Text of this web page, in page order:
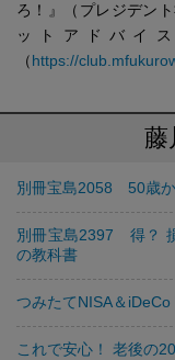
ろ！』（プレジデン
ットアドバイ
（https://
藤
別冊宝島2058 50歳
別冊宝島2397 得？
の教科書
つみたてNISA＆
これで安心！ 老後の